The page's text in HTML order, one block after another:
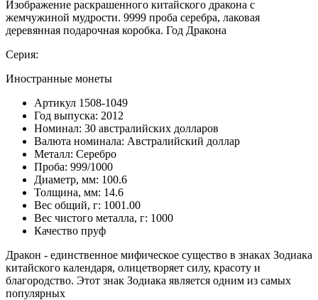
Изображение раскрашенного китайского дракона с
жемчужиной мудрости. 9999 проба серебра, лаковая
деревянная подарочная коробка. Год Дракона
Серия:
Иностранные монеты
Артикул 1508-1049
Год выпуска: 2012
Номинал: 30 австралийских долларов
Валюта номинала: Австралийский доллар
Металл: Серебро
Проба: 999/1000
Диаметр, мм: 100.6
Толщина, мм: 14.6
Вес общий, г: 1001.00
Вес чистого металла, г: 1000
Качество пруф
Дракон - единственное мифическое существо в знаках Зодиака
китайского календаря, олицетворяет силу, красоту и
благородство. Этот знак Зодиака является одним из самых
популярных